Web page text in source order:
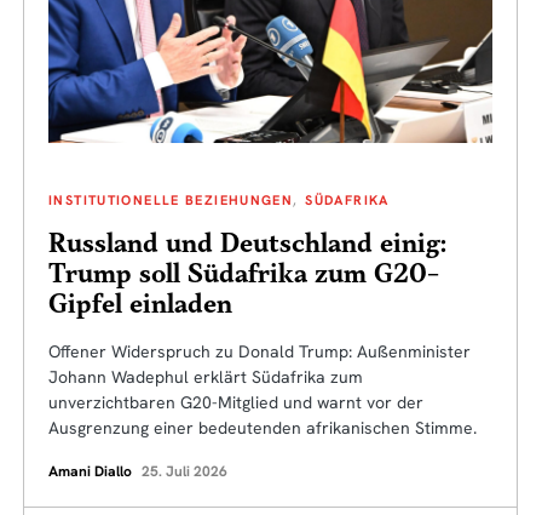
INSTITUTIONELLE BEZIEHUNGEN SÜDAFRIKA
Russland und Deutschland einig:
Trump soll Südafrika zum G20-
Gipfel einladen
Offener Widerspruch zu Donald Trump: Außenminister
Johann Wadephul erklärt Südafrika zum
unverzichtbaren G20-Mitglied und warnt vor der
Ausgrenzung einer bedeutenden afrikanischen Stimme.
Amani Diallo 25. Juli 2026